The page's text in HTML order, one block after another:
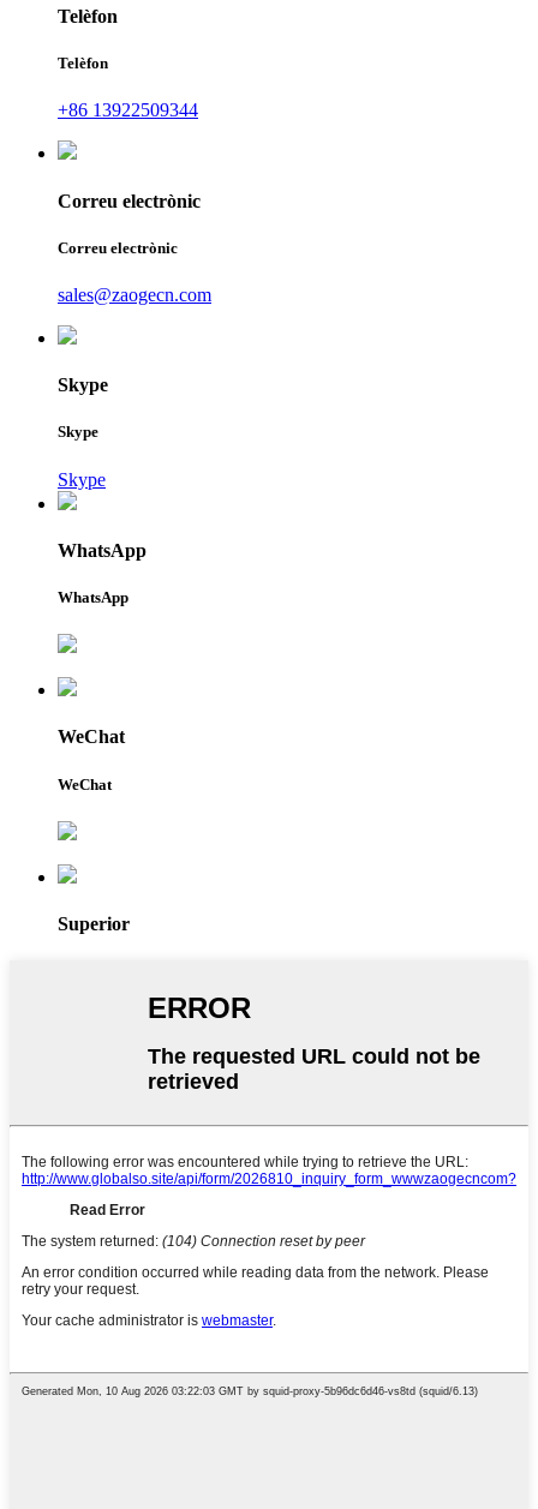
Telèfon
Telèfon
+86 13922509344
Correu electrònic
Correu electrònic
sales@zaogecn.com
Skype
Skype
Skype
WhatsApp
WhatsApp
WeChat
WeChat
Superior